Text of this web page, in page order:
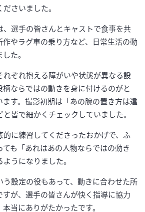
さいました。
選手の皆さんとキャストで食事を共
やラグ車の乗り方など、日常生活の動
た。
ぞれ抱える障がいや状態が異なる設
ならではの動きを身に付けるのがと
す。撮影初期は「あの腕の置き方は違
皆で細かくチェックしていました。
に練習してくださったおかげで、ふ
ても「あれはあの人物ならではの動き
うになりました。
設定の役もあって、動きに合わせた所
が、選手の皆さんが快く指導に協力
当にありがたかったです。